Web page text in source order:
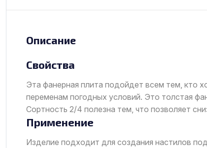
Описание
Свойства
Эта фанерная плита подойдет всем тем, кто
переменам погодных условий. Это толстая
Сортность 2/4 полезна тем, что позволяет
Применение
Изделие подходит для создания настилов